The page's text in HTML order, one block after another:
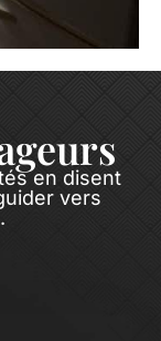
en disent
vers